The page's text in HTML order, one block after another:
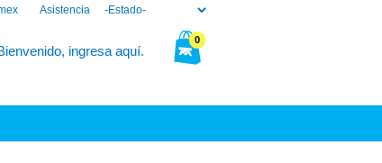
Asistencia
0
ingresa aquí.